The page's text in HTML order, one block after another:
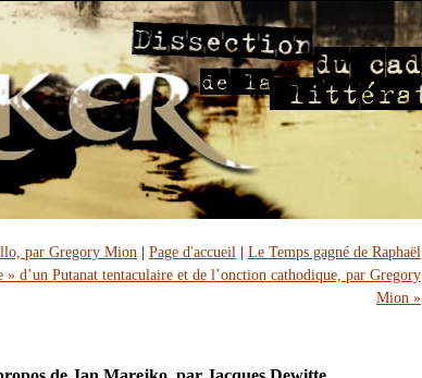
par Gregory Mion | Page d'accueil | Le Temps gagné de Raphaël
d’un Putanat tentaculaire et de l’onction cathodique, par Gregory
Mion »